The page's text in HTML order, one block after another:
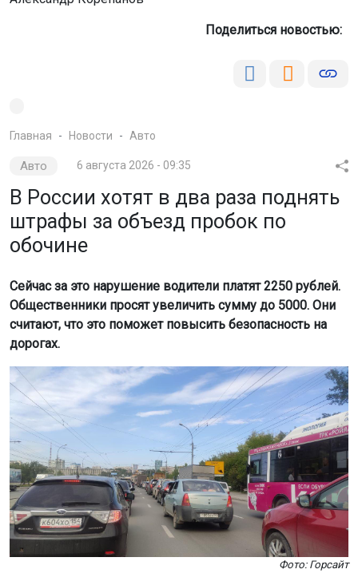
Поделиться новостью:
Главная Новости Авто
Авто 6 августа 2026 - 09:35
В России хотят в два раза поднять
штрафы за объезд пробок по
обочине
Сейчас за это нарушение водители платят 2250 рублей.
Общественники просят увеличить сумму до 5000. Они
считают, что это поможет повысить безопасность на
дорогах.
Фото: Горсайт